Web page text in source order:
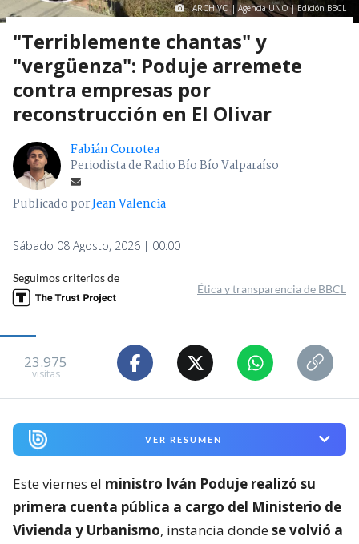
ARCHIVO | Agencia UNO | Edición BBCL
"Terriblemente chantas" y
"vergüenza": Poduje arremete
contra empresas por
reconstrucción en El Olivar
Fabián Corrotea
Periodista de Radio Bío Bío Valparaíso
Publicado porJean Valencia
Sábado 08 Agosto, 2026 | 00:00
Seguimos criterios de
Ética y transparencia de BBCL
23.975
visitas
VER RESUMEN
Este viernes el ministro Iván Poduje realizó su
primera cuenta pública a cargo del Ministerio de
Vivienda y Urbanismo, instancia dondese volvió a